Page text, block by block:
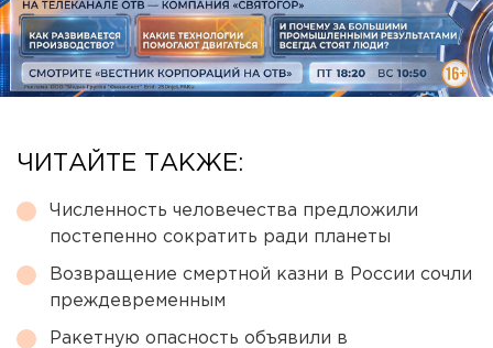
ЧИТАЙТЕ ТАКЖЕ:
Численность человечества предложили
постепенно сократить ради планеты
Возвращение смертной казни в России сочли
преждевременным
Ракетную опасность объявили в